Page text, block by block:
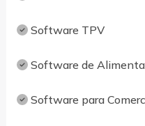
Software TPV
Software de
Software para